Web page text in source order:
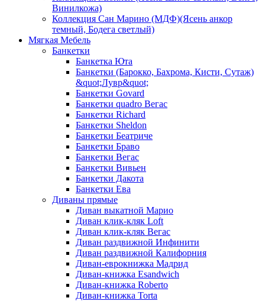
Винилкожа)
Коллекция Сан Марино (МДФ)(Ясень анкор
темный, Бодега светлый)
Мягкая Мебель
Банкетки
Банкетка Юта
Банкетки (Барокко, Бахрома, Кисти, Сутаж)
&quot;Лувр&quot;
Банкетки Govard
Банкетки quadro Вегас
Банкетки Richard
Банкетки Sheldon
Банкетки Беатриче
Банкетки Браво
Банкетки Вегас
Банкетки Вивьен
Банкетки Дакота
Банкетки Ева
Диваны прямые
Диван выкатной Марио
Диван клик-кляк Loft
Диван клик-кляк Вегас
Диван раздвижной Инфинити
Диван раздвижной Калифорния
Диван-еврокнижка Мадрид
Диван-книжка Esandwich
Диван-книжка Roberto
Диван-книжка Torta